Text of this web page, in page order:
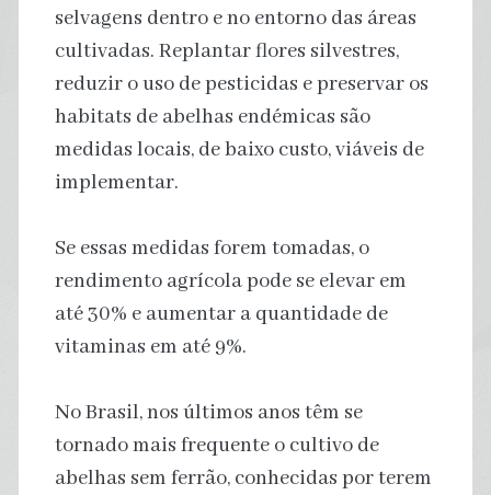
selvagens dentro e no entorno das áreas
cultivadas. Replantar flores silvestres,
reduzir o uso de pesticidas e preservar os
habitats de abelhas endémicas são
medidas locais, de baixo custo, viáveis de
implementar.
Se essas medidas forem tomadas, o
rendimento agrícola pode se elevar em
até 30% e aumentar a quantidade de
vitaminas em até 9%.
No Brasil, nos últimos anos têm se
tornado mais frequente o cultivo de
abelhas sem ferrão, conhecidas por terem